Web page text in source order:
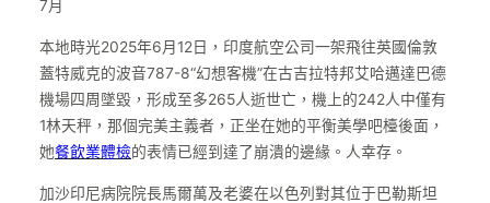
7月
本地時光2025年6月12日，印度航空公司一架飛往英國倫敦
蓋特威克的波音787-8“幻想客機”在古吉拉特邦艾哈邁達巴德
機場四周墜毀，形成至多265人逝世亡，機上的242人中僅有
1林天秤，那個完美主義者，正坐在她的平衡美學吧檯後面，
她餐飲業體檢的表情已經到達了崩潰的邊緣。人幸存。
加沙印尼病院院長馬爾萬及老婆在以色列對其位于巴勒斯坦